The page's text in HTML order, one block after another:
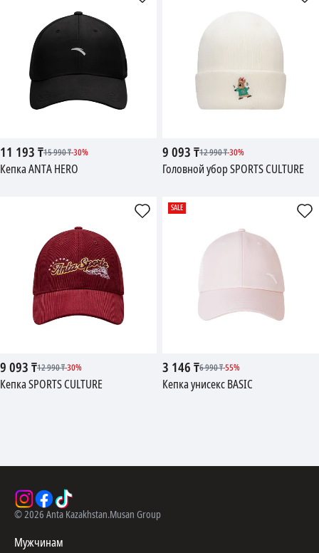
11 193₸15 990₸-30%
Кепка ANTA HERO
9 093₸12 990₸-30%
Головной убор SPORTS CULTURE
9 093₸12 990₸-30%
Кепка SPORTS CULTURE
3 146₸6 990₸-55%
Кепка унисекс BASIC
SALE
©2026 Anta Kazakhstan.Musan Group
Мужчинам